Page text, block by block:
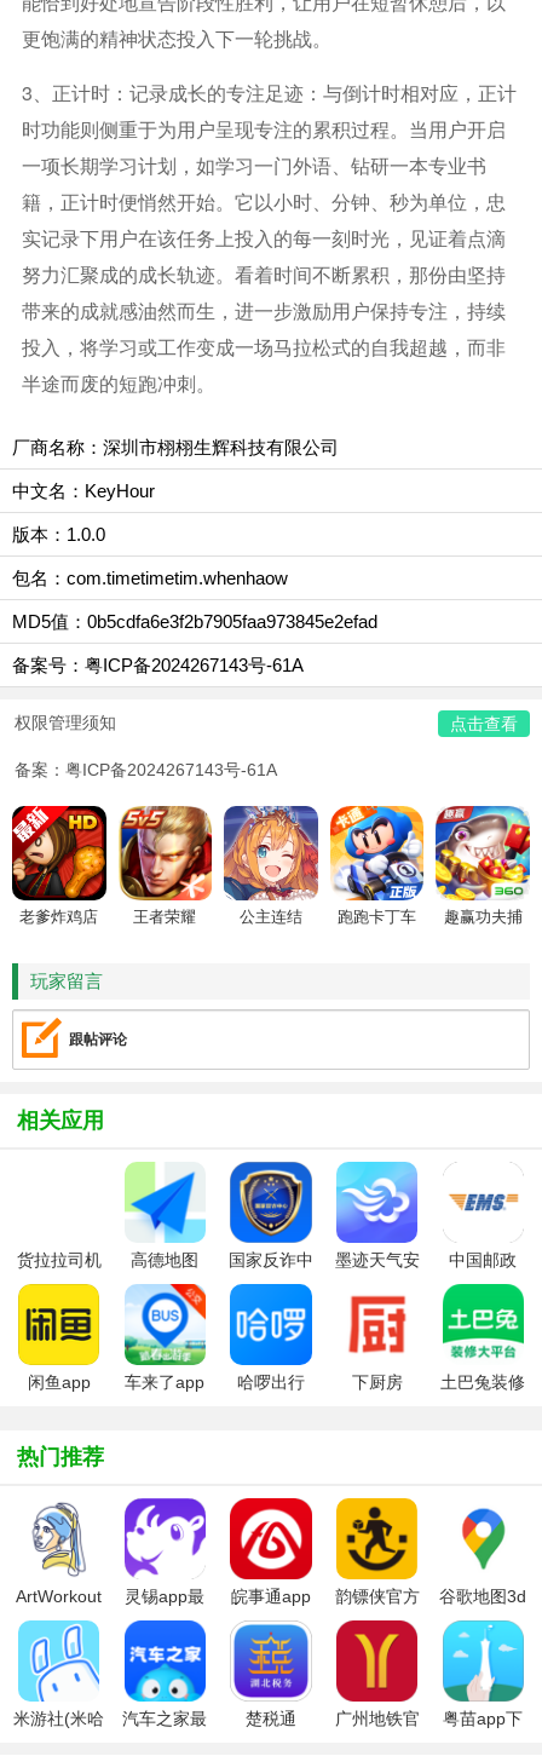
更饱满的精神状态投入下一轮挑战。
3、正计时：记录成长的专注足迹：与倒计时相对应，正计
时功能则侧重于为用户呈现专注的累积过程。当用户开启
一项长期学习计划，如学习一门外语、钻研一本专业书
籍，正计时便悄然开始。它以小时、分钟、秒为单位，忠
实记录下用户在该任务上投入的每一刻时光，见证着点滴
努力汇聚成的成长轨迹。看着时间不断累积，那份由坚持
带来的成就感油然而生，进一步激励用户保持专注，持续
投入，将学习或工作变成一场马拉松式的自我超越，而非
半途而废的短跑冲刺。
厂商名称：深圳市栩栩生辉科技有限公司
中文名：KeyHour
版本：1.0.0
包名：com.timetimetim.whenhaow
MD5值：0b5cdfa6e3f2b7905faa973845e2efad
备案号：粤ICP备2024267143号-61A
权限管理须知 点击查看
备案：粤ICP备2024267143号-61A
老爹炸鸡店
王者荣耀 公主连结 跑跑卡丁车
趣赢功夫捕
玩家留言
跟帖评论
相关应用
货拉拉司机
版
高德地图
2026最新版
国家反诈中
心官方版
APP
墨迹天气安
中国邮政
EMS快递
闲鱼app
车来了app
哈啰出行
下厨房
土巴兔装修
热门推荐
ArtWorkout
软件下载官
方最新版
灵锡app最
新版本
皖事通app
下载官方最
新版本
韵镖侠官方
正版
谷歌地图3d
全景实景地
图
米游社(米哈
汽车之家最
楚税通
广州地铁官
粤苗app下